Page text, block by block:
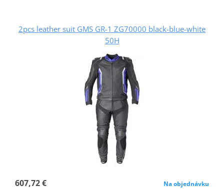
2pcs leather suit GMS GR-1 ZG70000 black-blue-white
50H
607,72 € Na objednávku